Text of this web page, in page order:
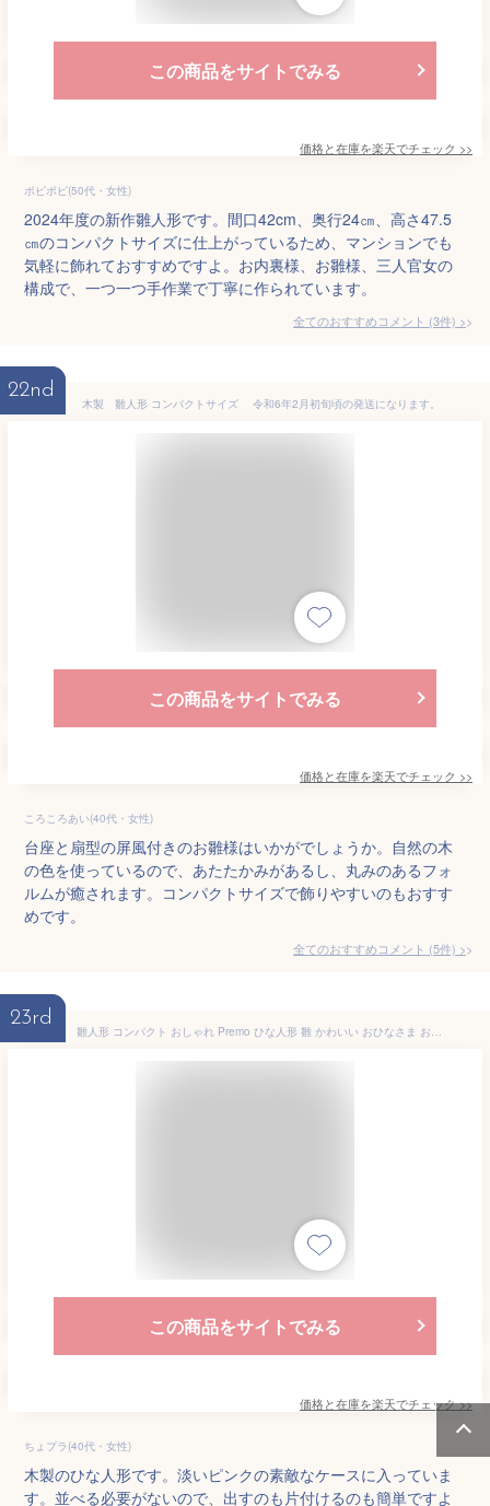
この商品をサイトでみる
価格と在庫を楽天でチェック >>
ポピポピ(50代・女性)
2024年度の新作雛人形です。間口42cm、奥行24㎝、高さ47.5
㎝のコンパクトサイズに仕上がっているため、マンションでも
気軽に飾れておすすめですよ。お内裏様、お雛様、三人官女の
構成で、一つ一つ手作業で丁寧に作られています。
全てのおすすめコメント (3件) >
22nd
木製 雛人形 コンパクトサイズ 令和6年2月初旬頃の発送になります。
この商品をサイトでみる
価格と在庫を楽天でチェック >>
ころころあい(40代・女性)
台座と扇型の屏風付きのお雛様はいかがでしょうか。自然の木
の色を使っているので、あたたかみがあるし、丸みのあるフォ
ルムが癒されます。コンパクトサイズで飾りやすいのもおすす
めです。
全てのおすすめコメント (5件) >
23rd
雛人形 コンパクト おしゃれ Premo ひな人形 雛 かわいい おひなさま お雛様 ケース飾り ピンク 木製 review-red
この商品をサイトでみる
価格と在庫を楽天でチェック>>
ちょプラ(40代・女性)
木製のひな人形です。淡いピンクの素敵なケースに入っていま
す。並べる必要がないので、出すのも片付けるのも簡単ですよ